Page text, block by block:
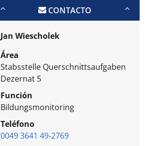
CONTACTO
Jan Wiescholek
Área
Stabsstelle Querschnittsaufgaben
Dezernat 5
Función
Bildungsmonitoring
Teléfono
0049 3641 49-2769